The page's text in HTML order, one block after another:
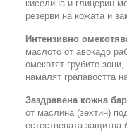
киселина и глицерин
резерви на кожата и
Интензивно
маслото от авокадо
омекотят грубите
намалят грапавостта
Заздравена кожна
от маслина (зехтин)
естествената защитна